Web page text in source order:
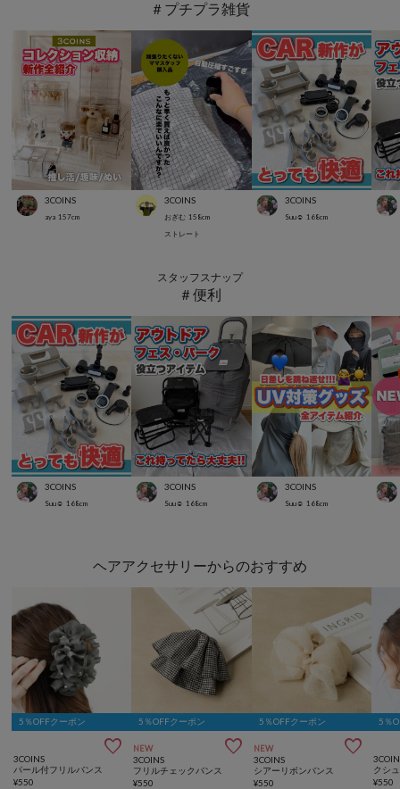
＃プチプラ雑貨
3COINS
aya 157cm
3COINS
おぎむ 158cm
ストレート
3COINS
Suu☺︎ 168cm
スタッフスナップ
＃便利
3COINS
Suu☺︎ 168cm
3COINS
Suu☺︎ 168cm
3COINS
Suu☺︎ 168cm
ヘアアクセサリーからのおすすめ
5％OFFクーポン

3COINS
パール付フリルバンス
¥550
5％OFFクーポン
NEW 
3COINS
フリルチェックバンス
¥550
5％OFFクーポン
NEW 
3COINS
シアーリボンバンス
¥550
5％
¥550